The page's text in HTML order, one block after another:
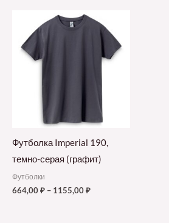
Футболка Imperial 190,
темно-серая (графит)
Футболки
664,00₽ – 1155,00₽